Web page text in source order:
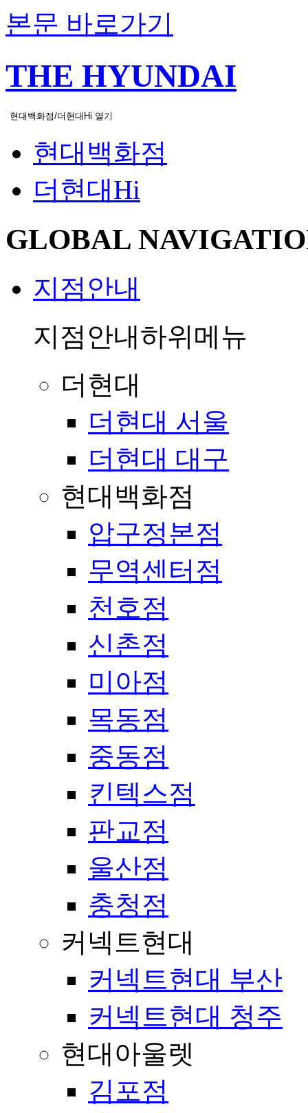
본문 바로가기
THE HYUNDAI
현대백화점/더현대Hi 열기
현대백화점
더현대Hi
GLOBAL
지점안내
지점안내하위메뉴
더현대
더현대 서울
더현대 대구
현대백화점
압구정본점
무역센터점
천호점
신촌점
미아점
목동점
중동점
킨텍스점
판교점
울산점
충청점
커넥트현대
커넥트현대 부산
커넥트현대 청주
현대아울렛
김포점